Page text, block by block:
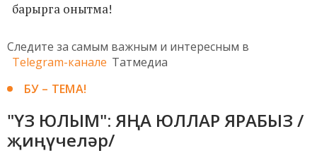
барырга онытма!
Следите за самым важным и интересным в
Telegram-канале Татмедиа
БУ – ТЕМА!
"ҮЗ ЮЛЫМ": ЯҢА ЮЛЛАР ЯРАБЫЗ /
җиңүчеләр/